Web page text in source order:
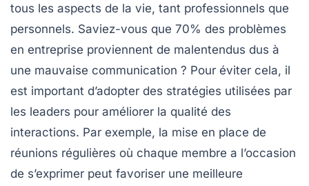
tous les aspects de la vie, tant professionnels que
personnels. Saviez-vous que 70% des problèmes
en entreprise proviennent de malentendus dus à
une mauvaise communication ? Pour éviter cela, il
est important d’adopter des stratégies utilisées par
les leaders pour améliorer la qualité des
interactions. Par exemple, la mise en place de
réunions régulières où chaque membre a l’occasion
de s’exprimer peut favoriser une meilleure